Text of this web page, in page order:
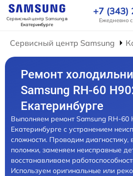
Сервисный центр Samsungв
Екатеринбурге
+7 (343)
Ежедневно
Сервисный центр Samsung
Ремонт
Samsung RH-60
Екатеринбурге
Выполняем ремонт Samsung RH-60
Екатеринбурге с устранением
сложности. Проводим
поломки, заменяем неисправные
восстанавливаем
Используем оригинальные или